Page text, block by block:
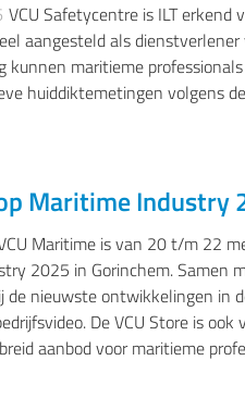
VCU Safetycentre is ILT
aangesteld als
kunnen maritieme
huiddiktemetingen volgens
Maritime Industry
Maritime is van 20 t/m 22
2025 in Gorinchem. Samen
de nieuwste ontwikkelingen in
De VCU Store is
aanbod voor maritieme